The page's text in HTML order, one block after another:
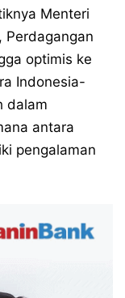
Menteri
Perdagangan
optimis ke
Indonesia-
dalam
antara
pengalaman